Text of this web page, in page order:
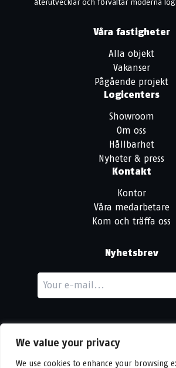
We value your privacy
We use cookies to enhance your browsing
återutvecklar och förvaltar moderna
Våra fastigheter
Alla objekt
Vakanser
Pågående projekt
Logicenters
Showroom
Om oss
Hållbarhet
Nyheter & press
Kontakt
Kontor
Våra medarbetare
Kom och träffa oss
Nyhetsbrev